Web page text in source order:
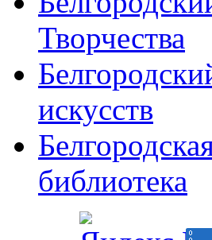
Творчества
искусств
библиотека